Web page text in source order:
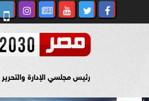
رئيس مجلسي الإدارة والتحرير